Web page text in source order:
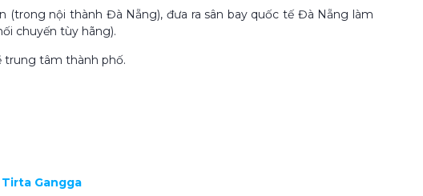
(trong nội thành Đà Nẵng), đưa ra sân bay quốc tế Đà Nẵng làm
chuyến tùy hãng).
trung tâm thành phố.
Gangga